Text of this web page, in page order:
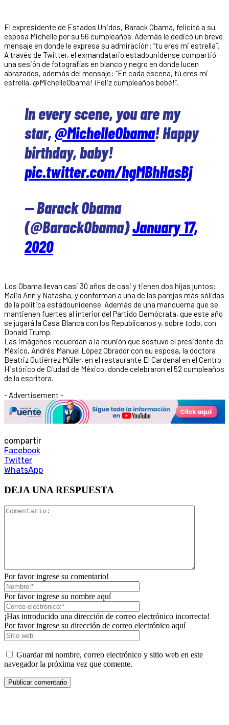
El expresidente de Estados Unidos, Barack Obama, felicitó a su
esposa Michelle por su 56 cumpleaños. Además le dedicó un breve
mensaje en donde le expresa su admiración: “tu eres mi estrella”.
A través de Twitter, el exmandatario estadounidense compartió
una sesión de fotografías en blanco y negro en donde lucen
abrazados, además del mensaje: “En cada escena, tú eres mi
estrella, @MichelleObama! ¡Feliz cumpleaños bebé!”.
In every scene, you are my
star, @MichelleObama! Happy
birthday, baby!
pic.twitter.com/hgMBhHasBj
— Barack Obama
(@BarackObama)January 17,
2020
Los Obama llevan casi 30 años de casi y tienen dos hijas juntos:
Malia Ann y Natasha, y conforman a una de las parejas más sólidas
de la política estadounidense. Además de una mancuerna que se
mantienen fuertes al interior del Partido Demócrata, que este año
se jugará la Casa Blanca con los Republicanos y, sobre todo, con
Donald Trump.
Las imágenes recuerdan a la reunión que sostuvo el presidente de
México, Andrés Manuel López Obrador con su esposa, la doctora
Beatriz Gutiérrez Müller, en el restaurante El Cardenal en el Centro
Histórico de Ciudad de México, donde celebraron el 52 cumpleaños
de la escritora.
- Advertisement -
compartir
Facebook
Twitter
WhatsApp
DEJA UNA RESPUESTA
Por favor ingrese su comentario!
Por favor ingrese su nombre aquí
¡Has introducido una dirección de correo electrónico incorrecta!
Por favor ingrese su dirección de correo electrónico aquí
Guardar mi nombre, correo electrónico y sitio web en este
navegador la próxima vez que comente.